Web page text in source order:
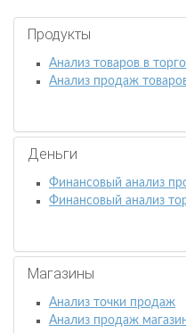
Продукты
Анализ товаров в
Анализ продаж
Деньги
Финансовый анализ
Финансовый анализ
Магазины
Анализ точки продаж
Анализ продаж